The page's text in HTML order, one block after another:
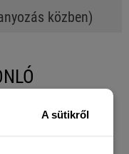
A sütikről
közben)